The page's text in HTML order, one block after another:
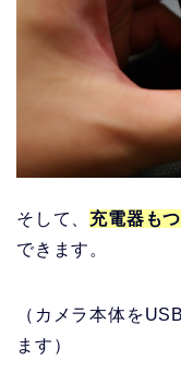
そして、 充電器も
できます。
（カメラ本体を
ます）